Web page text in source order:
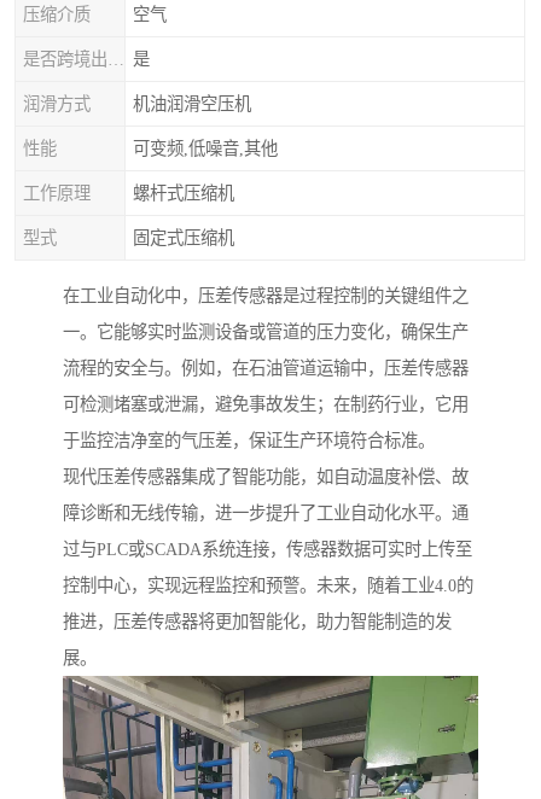
压缩介质 空气
是
润滑方式 机油润滑空压机
性能 可变频,低噪音,其他
工作原理 螺杆式压缩机
型式 固定式压缩机
在工业自动化中，压差传感器是过程控制的关键组件之
一。它能够实时监测设备或管道的压力变化，确保生产
流程的安全与。例如，在石油管道运输中，压差传感器
可检测堵塞或泄漏，避免事故发生；在制药行业，它用
于监控洁净室的气压差，保证生产环境符合标准。
现代压差传感器集成了智能功能，如自动温度补偿、故
障诊断和无线传输，进一步提升了工业自动化水平。通
过与PLC或SCADA系统连接，传感器数据可实时上传至
控制中心，实现远程监控和预警。未来，随着工业4.0的
推进，压差传感器将更加智能化，助力智能制造的发
展。